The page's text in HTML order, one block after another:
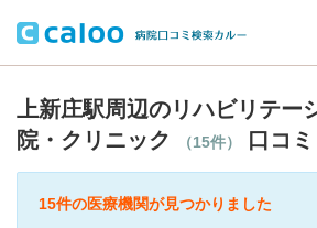
上新庄駅周辺のリハビリテー
院・クリニック
（15件） 口コ
15件の医療機関が見つかりました